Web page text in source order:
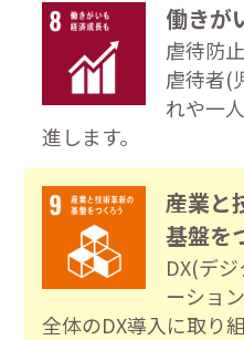
働きが
虐待防
虐待者(
れや一
進します。
産業と
基盤を
DX(デ
ーショ
全体のDX導入に取り組